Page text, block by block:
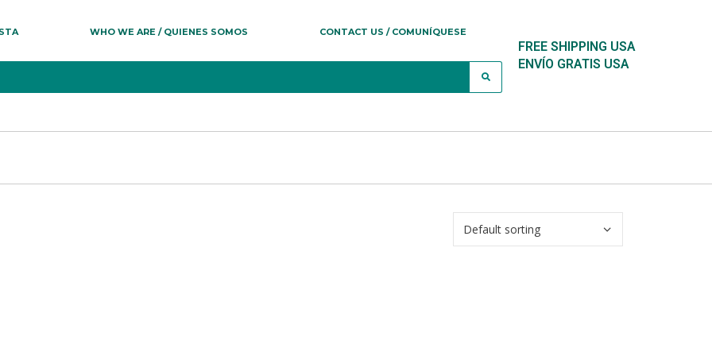
WHO WE ARE / QUIENES SOMOS CONTACT US / COMUNÍQUESE
FREE SHIPPING USA
ENVÍO GRATIS USA